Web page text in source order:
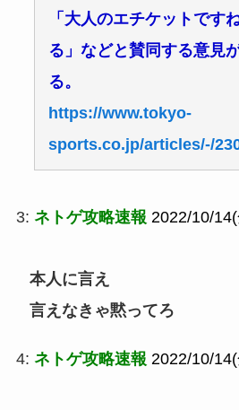
「大人のエチケットです
る」などと賛同する意見
る。
https://www.tokyo-
sports.co.jp/articles/-/
3: ネトゲ攻略速報 2022/10/
本人に言え
言えなきゃ黙ってろ
4: ネトゲ攻略速報 2022/10/